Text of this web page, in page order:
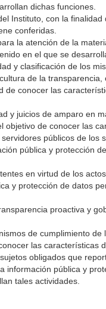
dichas funciones.
Instituto, con la
conferidas.
la atención de la
en el que se
y clasificación de los
de la
conocer las
y juicios de amparo en
de conocer las
públicos de los
pública y protección
en virtud de los
y protección de datos
proactiva y
de cumplimiento
las características
obligados que
información pública y
tales actividades.